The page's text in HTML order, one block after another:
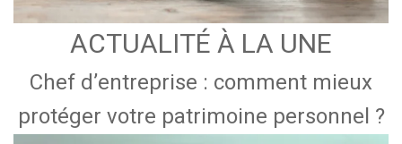
ACTUALITÉ À LA UNE
Chef d’entreprise : comment mieux
protéger votre patrimoine personnel ?